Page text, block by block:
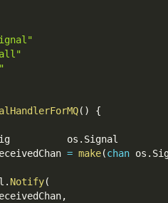
( )
{
os
. Signal
= make(chan os .
. Notify(
,